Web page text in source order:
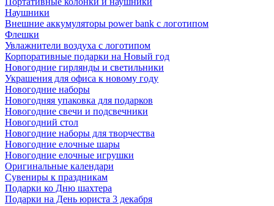
Наушники
Внешние аккумуляторы power bank с логотипом
Флешки
Увлажнители воздуха с логотипом
Корпоративные подарки на Новый год
Новогодние гирлянды и светильники
Украшения для офиса к новому году
Новогодние наборы
Новогодняя упаковка для подарков
Новогодние свечи и подсвечники
Новогодний стол
Новогодние наборы для творчества
Новогодние елочные шары
Новогодние елочные игрушки
Оригинальные календари
Сувениры к праздникам
Подарки ко Дню шахтера
Подарки на День юриста 3 декабря